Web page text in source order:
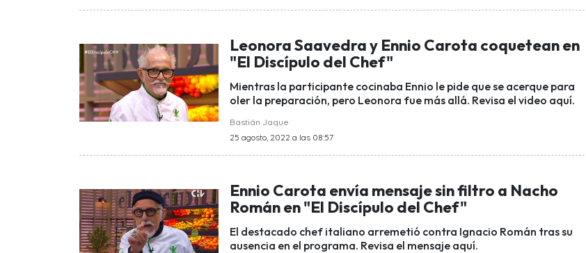
Leonora Saavedra y Ennio Carota coquetean en
"El Discípulo del Chef"
Mientras la participante cocinaba Ennio le pide que se acerque para
oler la preparación, pero Leonora fue más allá. Revisa el video aquí.
Bastián Jaque
25 agosto, 2022 a las 08:57
Ennio Carota envía mensaje sin filtro a Nacho
Román en "El Discípulo del Chef"
El destacado chef italiano arremetió contra Ignacio Román tras su
ausencia en el programa. Revisa el mensaje aquí.